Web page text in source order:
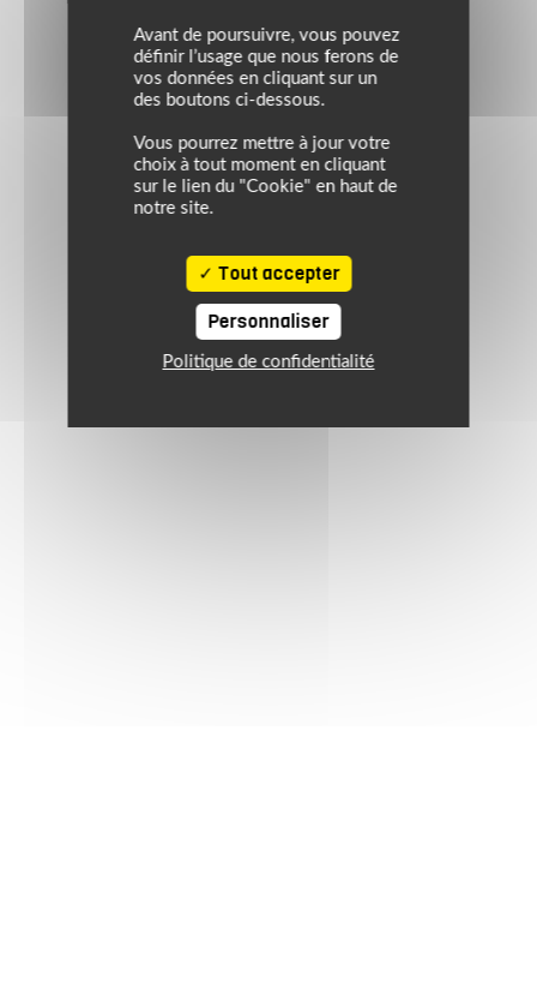
Avant de poursuivre, vous pouvez
définir l’usage que nous ferons de
vos données en cliquant sur un
des boutons ci-dessous.
Vous pourrez mettre à jour votre
choix à tout moment en cliquant
sur le lien du "Cookie" en haut de
notre site.
Tout accepter
Personnaliser
Politique de confidentialité